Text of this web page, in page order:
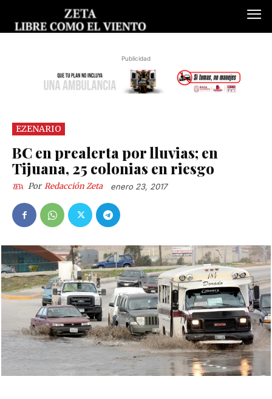
Publicidad
EZENARIO
BC en prealerta por lluvias; en
Tijuana, 25 colonias en riesgo
Por Redacción Zeta enero 23, 2017